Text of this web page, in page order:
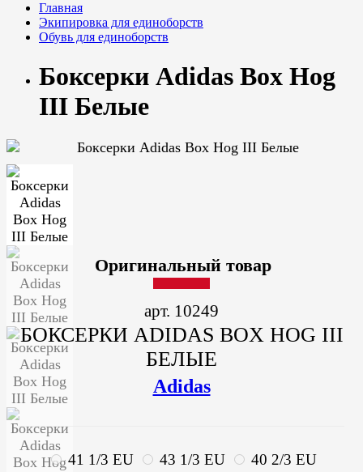
Главная
Экипировка для единоборств
Обувь для единоборств
Боксерки Adidas Box Hog
III Белые
арт. 10249
БОКСЕРКИ ADIDAS BOX HOG III
БЕЛЫЕ
Adidas
Оригинальный товар
41 1/3 EU 43 1/3 EU
40 2/3 EU